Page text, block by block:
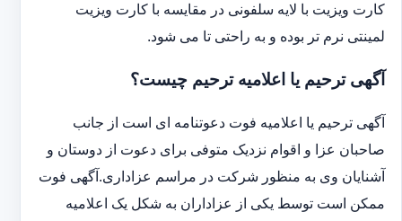
کارت ویزیت با لایه سلفونی در مقایسه با کارت ویزیت
لمینتی نرم تر بوده و به راحتی تا می شود.
آگهی ترحیم یا اعلامیه ترحیم چیست؟
آگهی ترحیم یا اعلامیه فوت دعوتنامه ای است از جانب
صاحبان عزا و اقوام نزدیک متوفی برای دعوت از دوستان و
آشنایان وی به منظور شرکت در مراسم عزاداری.آگهی فوت
ممکن است توسط یکی از عزاداران به شکل یک اعلامیه